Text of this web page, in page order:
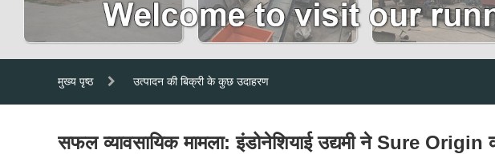
मुख्य पृष्ठ उत्पादन की बिक्री के कुछ उदाहरण
सफल व्यावसायिक मामला: इंडोनेशियाई उद्यमी ने Sure Origin